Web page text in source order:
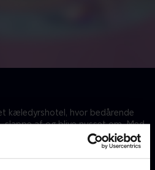
kæledyrshotel, hvor bedårende
af og blive nusset om. Med